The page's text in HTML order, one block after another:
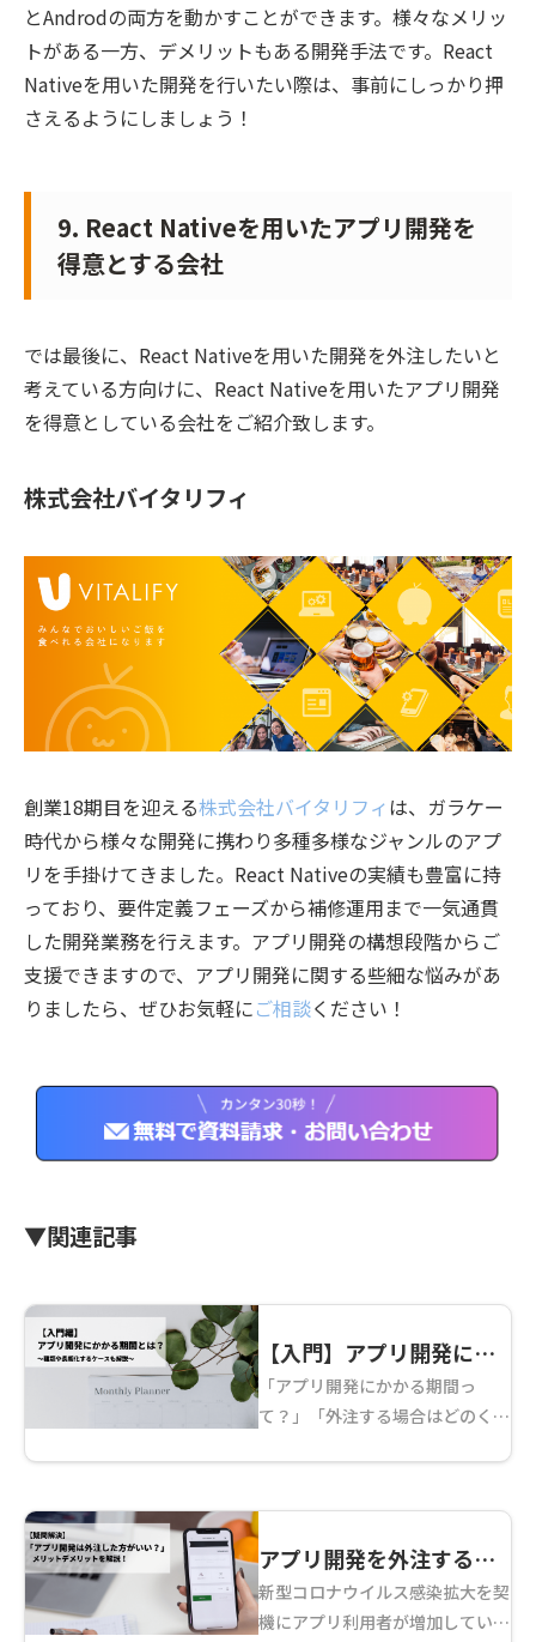
とAndrodの両方を動かすことができます。様々なメリッ
トがある一方、デメリットもある開発手法です。React
Nativeを用いた開発を行いたい際は、事前にしっかり押
さえるようにしましょう！
9. React Nativeを用いたアプリ開発を
得意とする会社
では最後に、React Nativeを用いた開発を外注したいと
考えている方向けに、React Nativeを用いたアプリ開発
を得意としている会社をご紹介致します。
株式会社バイタリフィ
創業18期目を迎える株式会社バイタリフィは、ガラケー
時代から様々な開発に携わり多種多様なジャンルのアプ
リを手掛けてきました。React Nativeの実績も豊富に持
っており、要件定義フェーズから補修運用まで一気通貫
した開発業務を行えます。アプリ開発の構想段階からご
支援できますので、アプリ開発に関する些細な悩みがあ
りましたら、ぜひお気軽にご相談ください！
▼関連記事
【入門】アプリ開発にか
かる期間ってどれくら
い？～種類や長期化する
ケース解説～
「アプリ開発にかかる期間っ
て？」「外注する場合はどのくら
が疑問に感じやすい「アプリ開発
いきます。アプリ開発の流 ...
アプリ開発を外注するメ
リットデメリット～流れ
や注意点も解説～
新型コロナウイルス感染拡大を契
機にアプリ利用者が増加している